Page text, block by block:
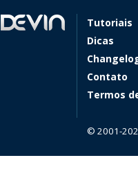
Tutoriais
Dicas
Contato
Termos
© 2001-